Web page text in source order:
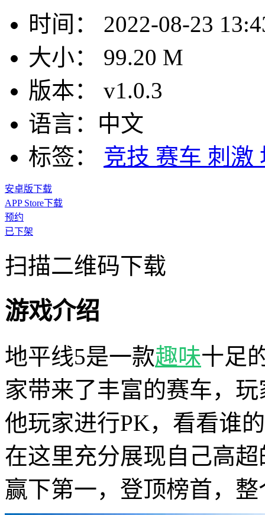
时间：
2022-08-23
大小：
99.20 M
版本：
v1.0.3
语言： 中文
标签：
竞技 赛车 刺激
安卓版下载
APP Store下载
预约
已下架
扫描二维码下载
游戏介绍
地平线5是一款趣味十足
家带来了丰富的赛车，
他玩家进行PK，看看谁
在这里充分展现自己高
赢下第一，登顶榜首，